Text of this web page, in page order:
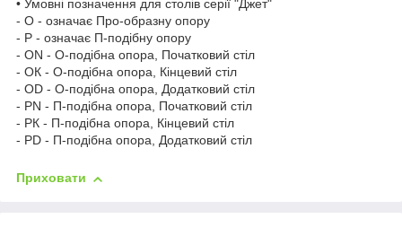
• Умовні позначення для столів серії "Джет"
- О - означає Про-образну опору
- Р - означає П-подібну опору
- ОN - О-подібна опора, Початковий стіл
- ОК - О-подібна опора, Кінцевий стіл
- ОD - О-подібна опора, Додатковий стіл
- PN - П-подібна опора, Початковий стіл
- РК - П-подібна опора, Кінцевий стіл
- PD - П-подібна опора, Додатковий стіл
Приховати